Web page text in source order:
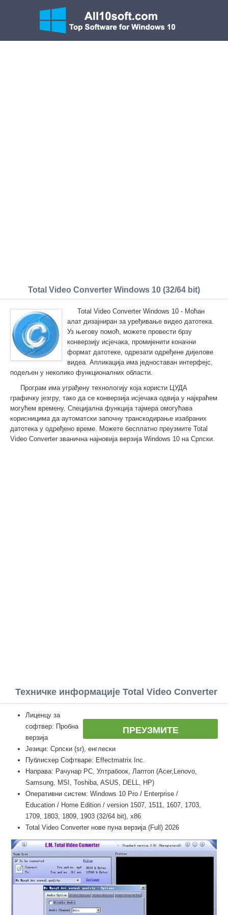
Total Video Converter Windows 10 (32/64 bit)
Total Video Converter Windows 10 - Моћан
алат дизајниран за уређивање видео датотека.
Уз његову помоћ, можете провести брзу
конверзију исјечака, промијенити коначни
формат датотеке, одрезати одређене дијелове
видеа. Апликација има једноставан интерфејс,
подељен у неколико функционалних области.
Програм има уграђену технологију која користи ЦУДА
графичку језгру, тако да се конверзија исјечака одвија у најкраћем
могућем времену. Специјална функција тајмера омогућава
корисницима да аутоматски започну транскодирање изабраних
датотека у одређено време. Можете бесплатно преузмите Total
Video Converter званична најновија верзија Windows 10 на Српски.
Техничке информације Total Video Converter
ПРЕУЗМИТЕ
Лиценцу за
софтвер: Пробна
верзија
Језици: Српски (sr), енглески
Публисхер Софтваре: Effectmatrix Inc.
Направа: Рачунар PC, Ултрабоок, Лаптоп (Acer,Lenovo,
Samsung, MSI, Toshiba, ASUS, DELL, HP)
Оперативни систем: Windows 10 Pro / Enterprise /
Education / Home Edition / version 1507, 1511, 1607, 1703,
1709, 1803, 1809, 1903 (32/64 bit), x86
Total Video Converter нове пуна верзија (Full) 2026